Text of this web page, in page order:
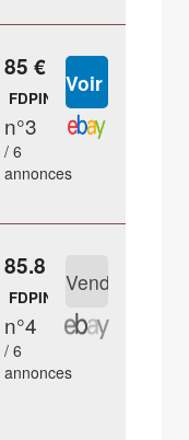
85 €
FDPIN
n°3
/ 6
annonces
85.8 €
FDPIN
n°4
/ 6
annonces